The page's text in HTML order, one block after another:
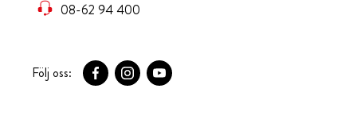
08-62 94 400
Följ oss: